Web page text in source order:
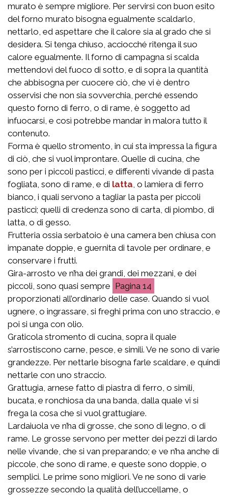
murato è sempre migliore. Per servirsi con buon esito
del forno murato bisogna egualmente scaldarlo,
nettarlo, ed aspettare che il calore sia al grado che si
desidera. Si tenga chiuso, acciocché ritenga il suo
calore egualmente. Il forno di campagna si scalda
mettendovi del fuoco di sotto, e di sopra la quantità
che abbisogna per cuocere ciò, che vi è dentro
osservisi che non sia sovverchia, perché essendo
questo forno di ferro, o di rame, è soggetto ad
infuocarsi, e così potrebbe mandar in malora tutto il
contenuto.
Forma è quello stromento, in cui sta impressa la figura
di ciò, che si vuol improntare. Quelle di cucina, che
sono per i piccoli pasticci, e differenti vivande di pasta
fogliata, sono di rame, e di latta , o lamiera di ferro
bianco, i quali servono a tagliar la pasta per piccoli
pasticci; quelli di credenza sono di carta, di piombo, di
latta, o di gesso.
Frutteria ossia serbatoio è una camera ben chiusa con
impanate doppie, e guernita di tavole per ordinare, e
conservare i frutti.
Gira-arrosto ve n’ha dei grandi, dei mezzani, e dei
piccoli, sono quasi sempre
14
proporzionati all’ordinario delle case. Quando si vuol
ugnere, o ingrassare, si freghi prima con uno straccio, e
poi si unga con olio.
Graticola stromento di cucina, sopra il quale
s’arrostiscono carne, pesce, e simili. Ve ne sono di varie
grandezze. Per nettarle bisogna farle scaldare, e quindi
nettarle con uno straccio.
Grattugia, arnese fatto di piastra di ferro, o simili,
bucata, e ronchiosa da una banda, dalla quale vi si
frega la cosa che si vuol grattugiare.
Lardaiuola ve n’ha di grosse, che sono di legno, o di
rame. Le grosse servono per metter dei pezzi di lardo
nelle vivande, che si van preparando; e ve n’ha anche di
piccole, che sono di rame, e queste sono doppie, o
semplici. Le prime sono migliori. Ve ne sono di varie
grossezze secondo la qualità dell’uccellame, o